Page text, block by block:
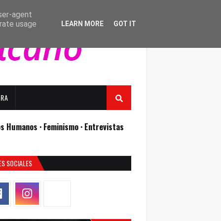
Humanos · Feminismo · Entrevistas
SOCIALES
agent
usage
LEARN MORE GOT IT